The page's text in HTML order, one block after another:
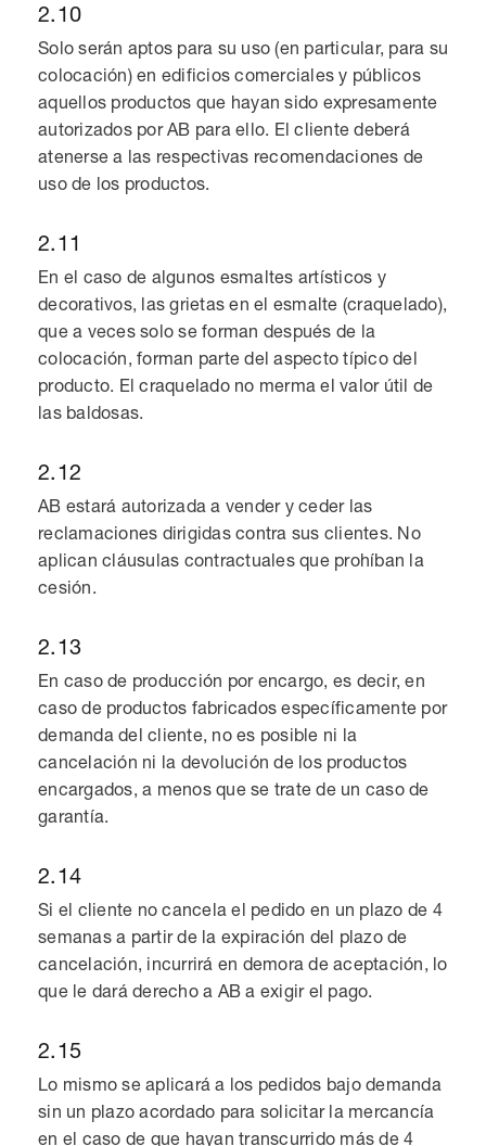
2.10
Solo serán aptos para su uso (en particular, para su
colocación) en edificios comerciales y públicos
aquellos productos que hayan sido expresamente
autorizados por AB para ello. El cliente deberá
atenerse a las respectivas recomendaciones de
uso de los productos.
2.11
En el caso de algunos esmaltes artísticos y
decorativos, las grietas en el esmalte (craquelado),
que a veces solo se forman después de la
colocación, forman parte del aspecto típico del
producto. El craquelado no merma el valor útil de
las baldosas.
2.12
AB estará autorizada a vender y ceder las
reclamaciones dirigidas contra sus clientes. No
aplican cláusulas contractuales que prohíban la
cesión.
2.13
En caso de producción por encargo, es decir, en
caso de productos fabricados específicamente por
demanda del cliente, no es posible ni la
cancelación ni la devolución de los productos
encargados, a menos que se trate de un caso de
garantía.
2.14
Si el cliente no cancela el pedido en un plazo de 4
semanas a partir de la expiración del plazo de
cancelación, incurrirá en demora de aceptación, lo
que le dará derecho a AB a exigir el pago.
2.15
Lo mismo se aplicará a los pedidos bajo demanda
sin un plazo acordado para solicitar la mercancía
en el caso de que hayan transcurrido más de 4